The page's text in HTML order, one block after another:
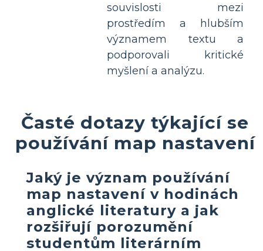
souvislosti mezi
prostředím a hlubším
významem textu a
podporovali kritické
myšlení a analýzu.
Časté dotazy týkající se
používání map nastavení
Jaký je význam používání
map nastavení v hodinách
anglické literatury a jak
rozšiřují porozumění
studentům literárním